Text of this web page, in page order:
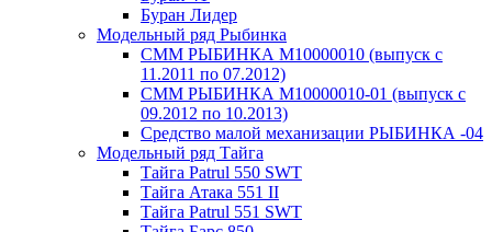
Буран Лидер
Модельный ряд Рыбинка
СММ РЫБИНКА M10000010 (выпуск с
11.2011 по 07.2012)
СММ РЫБИНКА M10000010-01 (выпуск с
09.2012 по 10.2013)
Средство малой механизации РЫБИНКА -04
Модельный ряд Тайга
Тайга Patrul 550 SWT
Тайга Атака 551 II
Тайга Patrul 551 SWT